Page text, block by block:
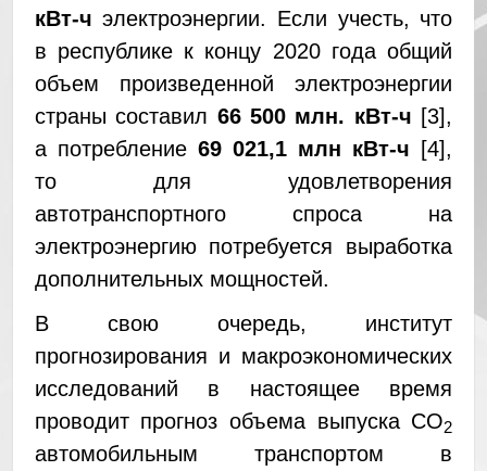
кВт-ч электроэнергии. Если учесть, что
в республике к концу 2020 года общий
объем произведенной электроэнергии
страны составил 66 500 млн. кВт-ч [3],
а потребление 69 021,1 млн кВт-ч [4],
то для удовлетворения
автотранспортного спроса на
электроэнергию потребуется выработка
дополнительных мощностей.
В свою очередь, институт
прогнозирования и макроэкономических
исследований в настоящее время
проводит прогноз объема выпуска СО2
автомобильным транспортом в